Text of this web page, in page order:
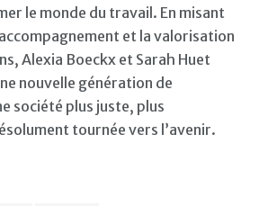
le monde du travail. En misant
et la valorisation
Alexia Boeckx et Sarah Huet
nouvelle génération de
société plus juste, plus
tournée vers l’avenir.